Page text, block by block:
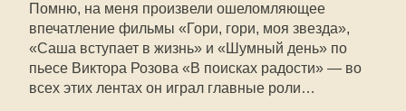
Помню, на меня произвели ошеломляющее
впечатление фильмы «Гори, гори, моя звезда»,
«Саша вступает в жизнь» и «Шумный день» по
пьесе Виктора Розова «В поисках радости» — во
всех этих лентах он играл главные роли…